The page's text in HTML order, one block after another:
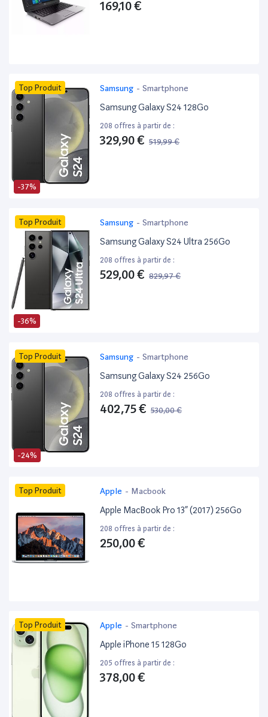
169,10 €
-37%
Top Produit Samsung - Smartphone
Samsung Galaxy S24 128Go
208 offres à partir de :
329,90 € 519,99 €
-36%
Top Produit Samsung - Smartphone
Samsung Galaxy S24 Ultra 256Go
208 offres à partir de :
529,00 € 829,97 €
-24%
Top Produit Samsung - Smartphone
Samsung Galaxy S24 256Go
208 offres à partir de :
402,75 € 530,00 €
Top Produit Apple - Macbook
Apple MacBook Pro 13” (2017) 256Go
208 offres à partir de :
250,00 €
Top Produit Apple - Smartphone
Apple iPhone 15 128Go
205 offres à partir de :
378,00 €